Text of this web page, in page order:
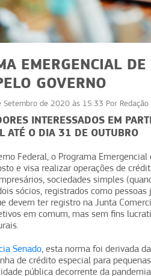
EMERGENCIAL
GOVERNO
Setembro de 2020 às 15:33 Por Redação
INTERESSADOS EM
ATÉ O DIA 31 DE OUTUBRO
Federal, o Programa
e visa realizar operações de
sociedades simples
sócios, registrados como
devem ter registro na Junta
em comum, mas sem fins
Senado, esta norma foi derivada
de crédito especial para
pública decorrente da
ATUALIDADES
DASN-SIMEI 2026:
o MEI